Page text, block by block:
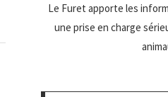
Le Furet apporte les
une prise en charge